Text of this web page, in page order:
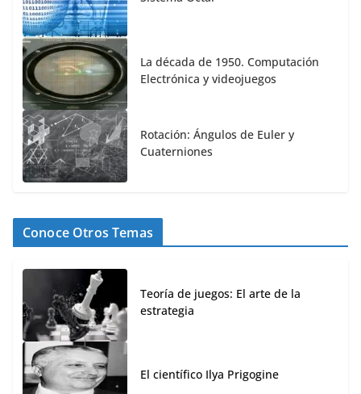
La década de 1950. Computación
Electrónica y videojuegos
Rotación: Ángulos de Euler y
Cuaterniones
Conoce Otros Temas
Teoría de juegos: El arte de la
estrategia
El científico Ilya Prigogine